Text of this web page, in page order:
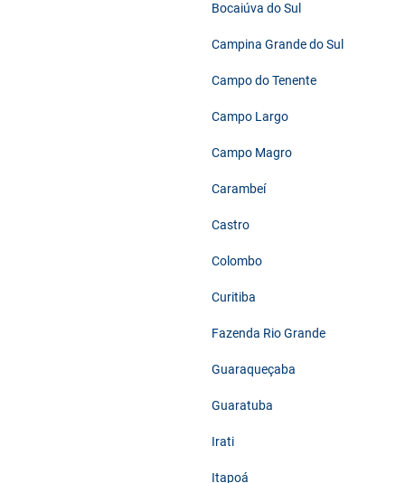
Bocaiúva do Sul
Campina Grande do Sul
Campo do Tenente
Campo Largo
Campo Magro
Carambeí
Castro
Colombo
Curitiba
Fazenda Rio Grande
Guaraqueçaba
Guaratuba
Irati
Itapoá